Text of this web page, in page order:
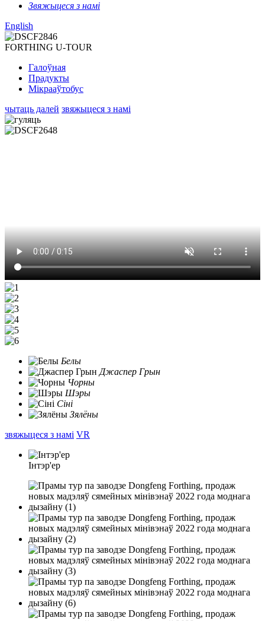
Звяжыцеся з намі
English
FORTHING U-TOUR
Галоўная
Прадукты
Мікрааўтобус
чытаць далей звяжыцеся з намі
Белы
Джаспер Грын
Чорны
Шэры
Сіні
Зялёны
звяжыцеся з намі VR
Інтэр'ер